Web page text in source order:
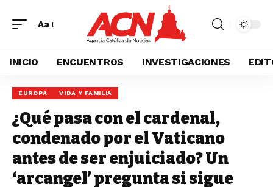
Aa
INICIO ENCUENTROS INVESTIGACIONES
EUROPA VIDA Y FAMILIA
¿Qué pasa con el cardenal,
condenado por el Vaticano
antes de ser enjuiciado? Un
‘arcangel’ pregunta si sigue